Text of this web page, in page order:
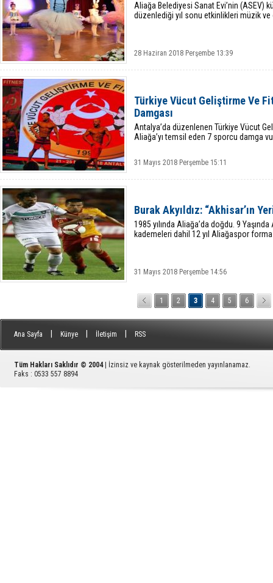
Aliağa Belediyesi Sanat Evi’nin (ASEV)
düzenlediği yıl sonu etkinlikleri müzik
28 Haziran 2018 Perşembe 13:39
Türkiye Vücut Geliştirme Ve
Damgası
Antalya’da düzenlenen Türkiye Vücut
Aliağa’yı temsil eden 7 sporcu damga
31 Mayıs 2018 Perşembe 15:11
Burak Akyıldız: “Akhisar’ın
1985 yılında Aliağa’da doğdu. 9
kademeleri dahil 12 yıl Aliağaspor
31 Mayıs 2018 Perşembe 14:56
1 2 3 4 5 6
Ana Sayfa Künye İletişim RSS
Tüm Hakları Saklıdır © 2004
| İzinsiz ve kaynak gösterilmeden yayınlanamaz.
Faks : 0533 557 8894